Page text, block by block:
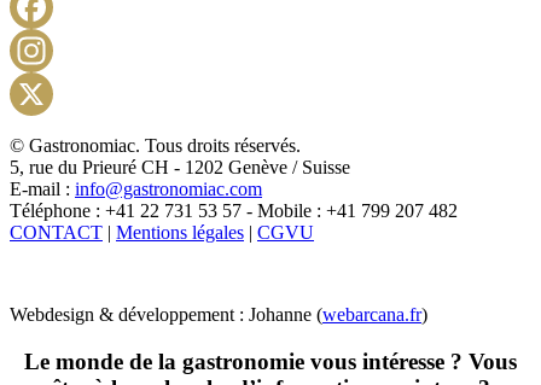
X
© Gastronomiac. Tous droits réservés.
5, rue du Prieuré CH - 1202 Genève / Suisse
E-mail : info@gastronomiac.com
Téléphone : +41 22 731 53 57 - Mobile : +41 799 207 482
CONTACT | Mentions légales | CGVU
Webdesign & développement : Johanne (webarcana.fr)
Le monde de la gastronomie vous intéresse ? Vous